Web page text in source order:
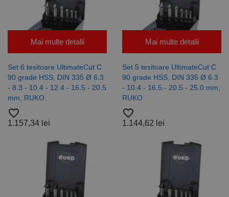
Mai multe detalii
Set 6 tesitoare UltimateCut C
90 grade HSS, DIN 335 Ø 6.3
- 8.3 - 10.4 - 12.4 - 16.5 - 20.5
mm, RUKO
favorite_border
1.157,34 lei
Mai multe detalii
Set 5 tesitoare UltimateCut C
90 grade HSS, DIN 335 Ø 6.3
- 10.4 - 16.5 - 20.5 - 25.0 mm,
RUKO
favorite_border
1.144,62 lei